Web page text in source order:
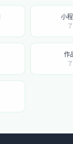
小
作